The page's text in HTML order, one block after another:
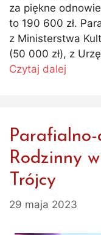
za piękne
to 190 600 zł.
z Ministerstwa
(50 000 zł), z
Czytaj dalej
Parafialno-
Rodzinny
Trójcy
29 maja 2023